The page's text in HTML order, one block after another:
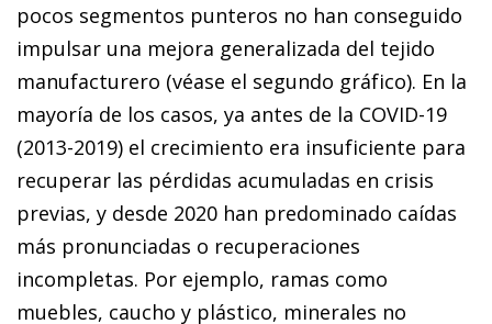
pocos segmentos punteros no han conseguido
impulsar una mejora generalizada del tejido
manufacturero (véase el segundo gráfico). En la
mayoría de los casos, ya antes de la COVID-19
(2013-2019) el crecimiento era insuficiente para
recuperar las pérdidas acumuladas en crisis
previas, y desde 2020 han predominado caídas
más pronunciadas o recuperaciones
incompletas. Por ejemplo, ramas como
muebles, caucho y plástico, minerales no